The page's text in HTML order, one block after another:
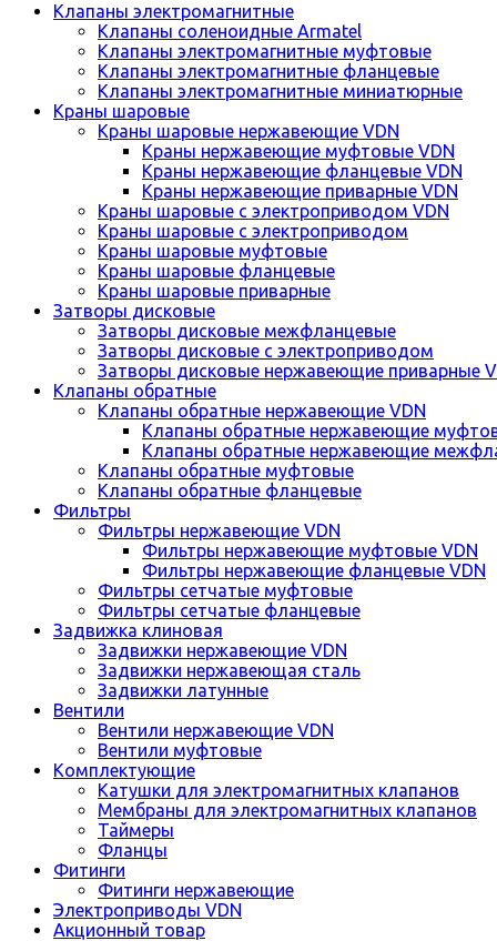
Клапаны электромагнитные
Клапаны соленоидные Armatel
Клапаны электромагнитные муфтовые
Клапаны электромагнитные фланцевые
Клапаны электромагнитные миниатюрные
Краны шаровые
Краны шаровые нержавеющие VDN
Краны нержавеющие муфтовые VDN
Краны нержавеющие фланцевые VDN
Краны нержавеющие приварные VDN
Краны шаровые с электроприводом VDN
Краны шаровые с электроприводом
Краны шаровые муфтовые
Краны шаровые фланцевые
Краны шаровые приварные
Затворы дисковые
Затворы дисковые межфланцевые
Затворы дисковые с электроприводом
Затворы дисковые нержавеющие приварные
Клапаны обратные
Клапаны обратные нержавеющие VDN
Клапаны обратные нержавеющие
Клапаны обратные нержавеющие
Клапаны обратные муфтовые
Клапаны обратные фланцевые
Фильтры
Фильтры нержавеющие VDN
Фильтры нержавеющие муфтовые VDN
Фильтры нержавеющие фланцевые VDN
Фильтры сетчатые муфтовые
Фильтры сетчатые фланцевые
Задвижка клиновая
Задвижки нержавеющие VDN
Задвижки нержавеющая сталь
Задвижки латунные
Вентили
Вентили нержавеющие VDN
Вентили муфтовые
Комплектующие
Катушки для электромагнитных клапанов
Мембраны для электромагнитных клапанов
Таймеры
Фланцы
Фитинги
Фитинги нержавеющие
Электроприводы VDN
Акционный товар